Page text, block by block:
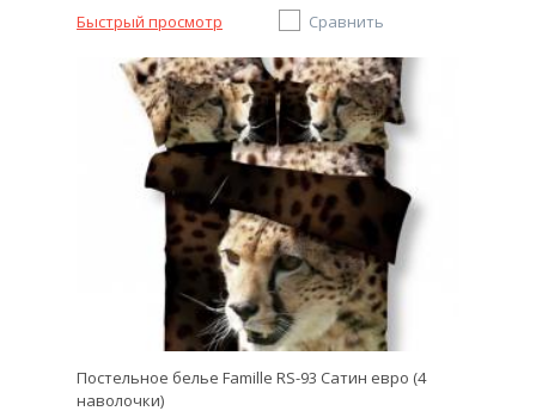
Быстрый просмотр Сравнить
Постельное белье Famille RS-93 Сатин евро (4
наволочки)